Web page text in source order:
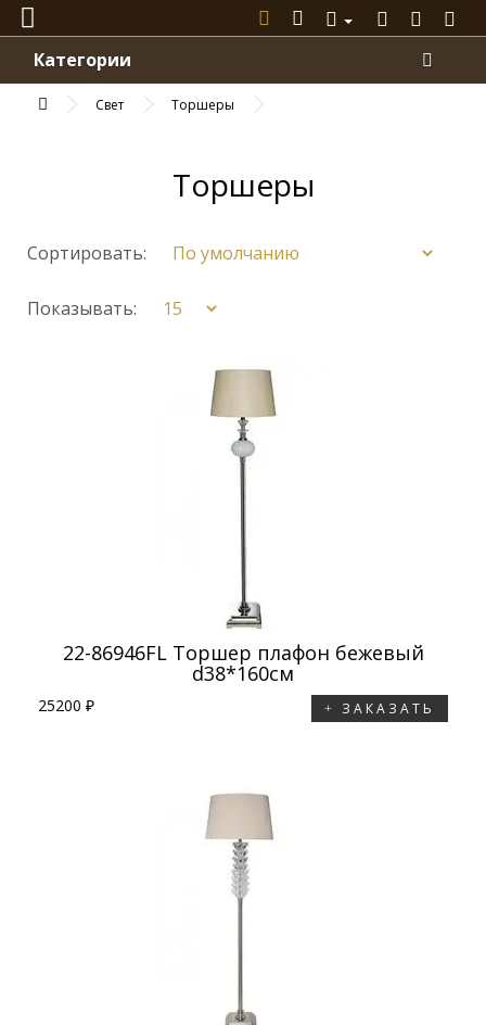
Категории
Свет Торшеры
Торшеры
Сортировать:
Показывать:
22-86946FL Торшер плафон бежевый
d38*160см
25200 ₽ ЗАКАЗАТЬ